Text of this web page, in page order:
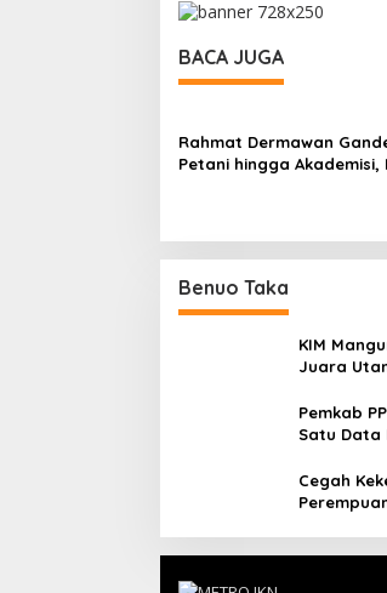
BACA JUGA
Rahmat Dermawan
Petani hingga Akademisi,
Benuo Taka
KIM
Juara
Panggung
Pemkab
Satu Data
Cegah